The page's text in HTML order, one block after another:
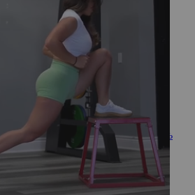
и обесцвеченные: как оформлять